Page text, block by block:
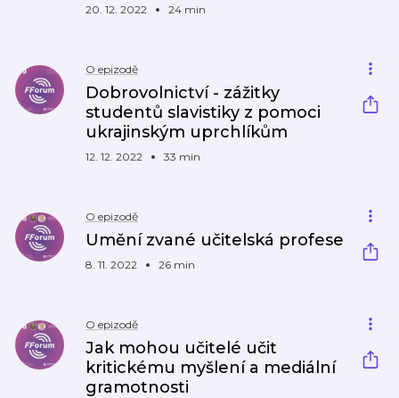
20. 12. 2022 24 min
O epizodě
Dobrovolnictví - zážitky
studentů slavistiky z pomoci
ukrajinským uprchlíkům
12. 12. 2022 33 min
O epizodě
Umění zvané učitelská profese
8. 11. 2022 26 min
O epizodě
Jak mohou učitelé učit
kritickému myšlení a mediální
gramotnosti